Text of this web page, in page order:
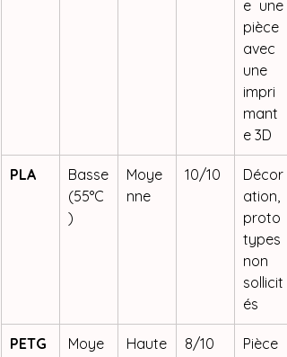
e une
pièce
avec
une
impri
mant
e 3D
PLA
Basse
(55°C
)
Moye
nne
10/10
Décor
ation,
proto
types
non
sollicit
és
PETG
Moye
Haute 8/10
Pièce